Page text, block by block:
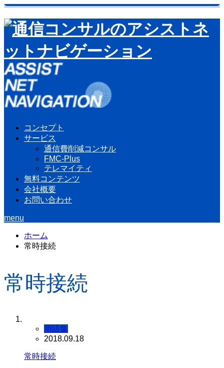
コンセプト
サービス
通信費削減コンサル
FMC-Plus
テレマイティ
無料コンテンツ
会社概要
お問い合わせ
menu
ホーム
常時接続
常時接続
用語集
2018.09.18
常時接続